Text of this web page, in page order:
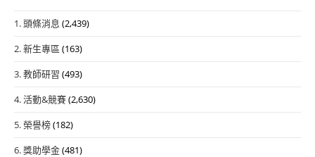
1. 頭條消息 (2,439)
2. 新生專區 (163)
3. 教師研習 (493)
4. 活動&競賽(2,630)
5. 榮譽榜(182)
6. 獎助學金(481)